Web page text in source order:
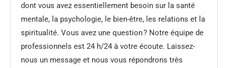
dont vous avez essentiellement besoin sur la santé
mentale, la psychologie, le bien-être, les relations et la
spiritualité. Vous avez une question ? Notre équipe de
professionnels est 24 h/24 à votre écoute. Laissez-
nous un message et nous vous répondrons très